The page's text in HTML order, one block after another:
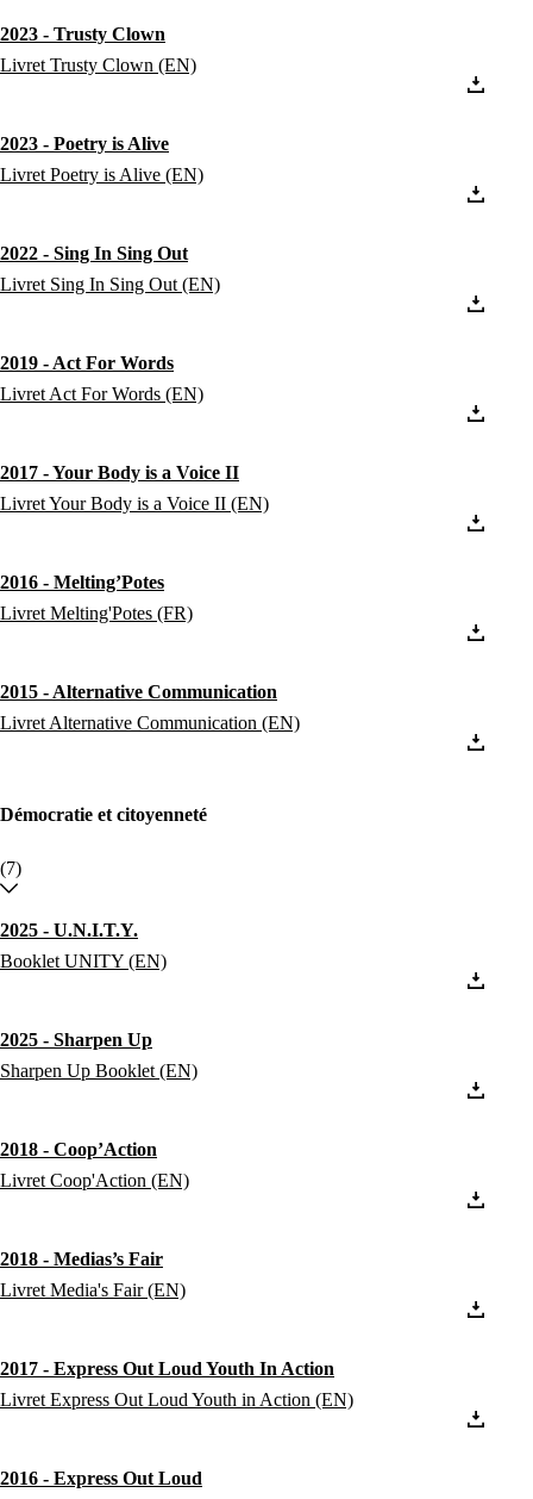
2023 - Trusty Clown
Livret Trusty Clown (EN)
2023 - Poetry is Alive
Livret Poetry is Alive (EN)
2022 - Sing In Sing Out
Livret Sing In Sing Out (EN)
2019 - Act For Words
Livret Act For Words (EN)
2017 - Your Body is a Voice II
Livret Your Body is a Voice II (EN)
2016 - Melting’Potes
Livret Melting'Potes (FR)
2015 - Alternative Communication
Livret Alternative Communication (EN)
Démocratie et citoyenneté
(7)
2025 - U.N.I.T.Y.
Booklet UNITY (EN)
2025 - Sharpen Up
Sharpen Up Booklet (EN)
2018 - Coop’Action
Livret Coop'Action (EN)
2018 - Medias’s Fair
Livret Media's Fair (EN)
2017 - Express Out Loud Youth In Action
Livret Express Out Loud Youth in Action (EN)
2016 - Express Out Loud